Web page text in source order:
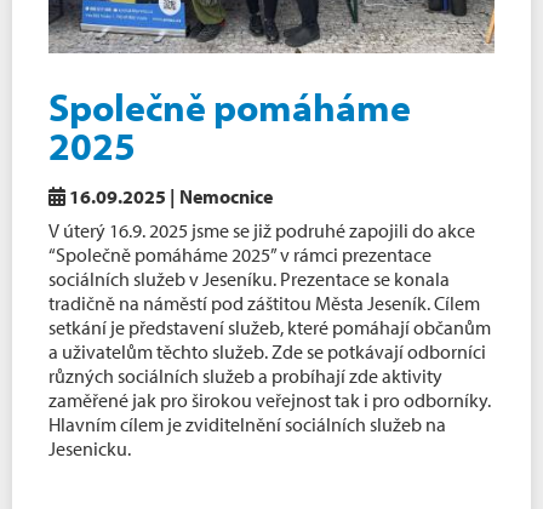
Společně pomáháme
2025
16.09.2025 | Nemocnice
V úterý 16.9. 2025 jsme se již podruhé zapojili do akce
“Společně pomáháme 2025” v rámci prezentace
sociálních služeb v Jeseníku. Prezentace se konala
tradičně na náměstí pod záštitou Města Jeseník. Cílem
setkání je představení služeb, které pomáhají občanům
a uživatelům těchto služeb. Zde se potkávají odborníci
různých sociálních služeb a probíhají zde aktivity
zaměřené jak pro širokou veřejnost tak i pro odborníky.
Hlavním cílem je zviditelnění sociálních služeb na
Jesenicku.